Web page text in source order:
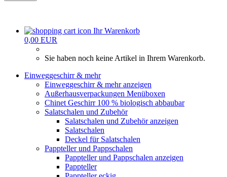
Ihr Warenkorb
0,00 EUR
Sie haben noch keine Artikel in Ihrem Warenkorb.
Einweggeschirr & mehr
Einweggeschirr & mehr anzeigen
Außerhausverpackungen Menüboxen
Chinet Geschirr 100 % biologisch abbaubar
Salatschalen und Zubehör
Salatschalen und Zubehör anzeigen
Salatschalen
Deckel für Salatschalen
Pappteller und Pappschalen
Pappteller und Pappschalen anzeigen
Pappteller